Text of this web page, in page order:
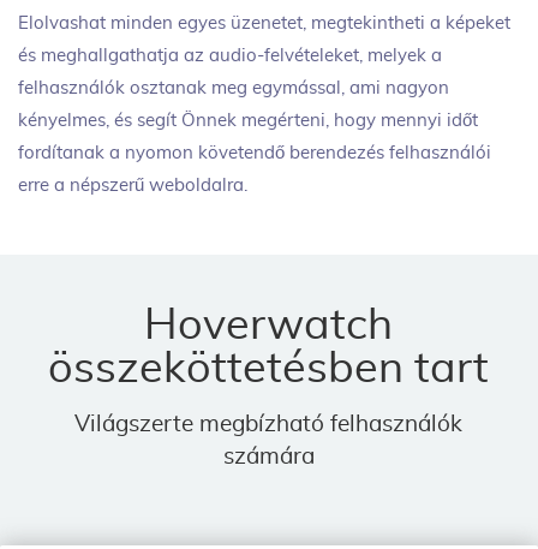
Elolvashat minden egyes üzenetet, megtekintheti a képeket
és meghallgathatja az audio-felvételeket, melyek a
felhasználók osztanak meg egymással, ami nagyon
kényelmes, és segít Önnek megérteni, hogy mennyi időt
fordítanak a nyomon követendő berendezés felhasználói
erre a népszerű weboldalra.
Hoverwatch
összeköttetésben tart
Világszerte megbízható felhasználók
számára